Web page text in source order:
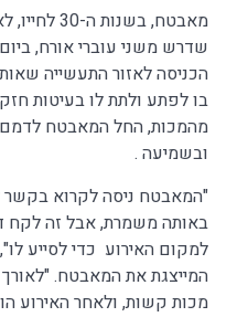
מאבטח,
שדרש משני עוברי אורח,
הכניסה לאזור התעשייה
בו לפתע ולתת לו בעיטות
מהמכות, החל המאבטח לדמם,
ובשמיעה .
"המאבטח ניסה לקרוא
באותה משמרת, אבל זה לקח
למקום האירוע כדי לסייע
המייצגת את המאבטח.
מכות קשות, ולאחר האירוע